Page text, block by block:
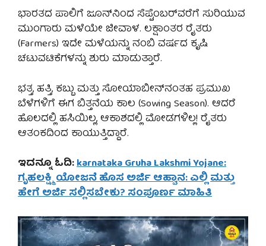
ಭಾರತದ ಪಾಲಿಗೆ ಜೂನ್‌ನಿಂದ ಸೆಪ್ಟೆಂಬರ್‌ವರೆಗೆ ಸುರಿಯುವ
ಮುಂಗಾರು ಮಳೆಯೇ ಜೀವಾಳ. ಲಕ್ಷಾಂತರ ರೈತರು
(Farmers) ಇದೇ ಮಳೆಯನ್ನು ನಂಬಿ ವರ್ಷದ ಕೃಷಿ
ಚಟುವಟಿಕೆಗಳನ್ನು ಶುರು ಮಾಡುತ್ತಾರೆ.
ಭತ್ತ, ಹತ್ತಿ, ಕಬ್ಬು ಮತ್ತು ಸೋಯಾಬೀನ್‌ನಂತಹ ಪ್ರಮುಖ
ಬೆಳೆಗಳಿಗೆ ಈಗ ಬಿತ್ತನೆಯ ಕಾಲ (Sowing Season). ಆದರೆ
ಹೊಲದಲ್ಲಿ ಹಸಿಯಿಲ್ಲ, ಆಕಾಶದಲ್ಲಿ ಮೋಡಗಳಿಲ್ಲ! ರೈತರು
ಆತಂಕದಿಂದ ಕಾಯುತ್ತಿದ್ದಾರೆ.
ಇದನ್ನೂ ಓದಿ:karnataka Gruha Lakshmi Yojane:
ಗೃಹಲಕ್ಷ್ಮಿ ಯೋಜನೆ ಹೊಸ ಅರ್ಜಿ ಆಹ್ವಾನ: ಎಲ್ಲಿ ಮತ್ತು
ಹೇಗೆ ಅರ್ಜಿ ಸಲ್ಲಿಸಬೇಕು? ಸಂಪೂರ್ಣ ಮಾಹಿತಿ